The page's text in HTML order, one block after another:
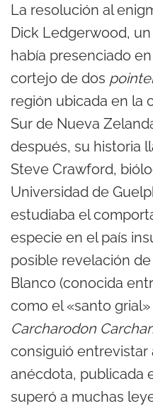
La resolución al
Dick Ledgerwood,
había presenciado
cortejo de dos
región ubicada en la
Sur de Nueva
después, su historia
Steve Crawford,
Universidad de
estudiaba el
especie en el país
posible revelación
Blanco (conocida
como el «santo
Carcharodon
consiguió entrevistar
anécdota, publicada
superó a muchas